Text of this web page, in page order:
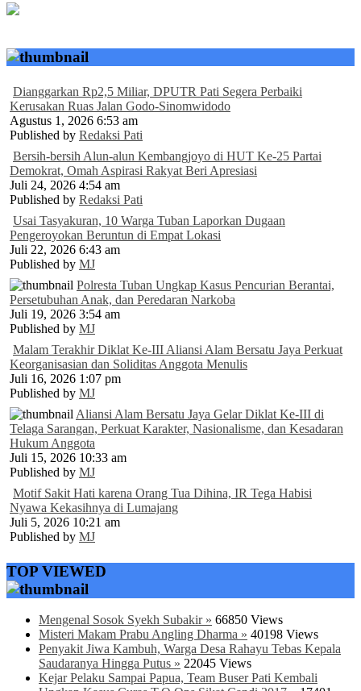
Dianggarkan Rp2,5 Miliar, DPUTR Pati Segera Perbaiki
Kerusakan Ruas Jalan Godo-Sinomwidodo
Agustus 1, 2026 6:53 am
Published by Redaksi Pati
Bersih-bersih Alun-alun Kembangjoyo di HUT Ke-25 Partai
Demokrat, Omah Aspirasi Rakyat Beri Apresiasi
Juli 24, 2026 4:54 am
Published by Redaksi Pati
Usai Tasyakuran, 10 Warga Tuban Laporkan Dugaan
Pengeroyokan Beruntun di Empat Lokasi
Juli 22, 2026 6:43 am
Published by MJ
Polresta Tuban Ungkap Kasus Pencurian Berantai,
Persetubuhan Anak, dan Peredaran Narkoba
Juli 19, 2026 3:54 am
Published by MJ
Malam Terakhir Diklat Ke-III Aliansi Alam Bersatu Jaya Perkuat
Keorganisasian dan Soliditas Anggota Menulis
Juli 16, 2026 1:07 pm
Published by MJ
Aliansi Alam Bersatu Jaya Gelar Diklat Ke-III di
Telaga Sarangan, Perkuat Karakter, Nasionalisme, dan Kesadaran
Hukum Anggota
Juli 15, 2026 10:33 am
Published by MJ
Motif Sakit Hati karena Orang Tua Dihina, IR Tega Habisi
Nyawa Kekasihnya di Lumajang
Juli 5, 2026 10:21 am
Published by MJ
TOP VIEWED
Mengenal Sosok Syekh Subakir » 66850 Views
Misteri Makam Prabu Angling Dharma » 40198 Views
Penyakit Jiwa Kambuh, Warga Desa Rahayu Tebas Kepala
Saudaranya Hingga Putus » 22045 Views
Kejar Pelaku Sampai Papua, Team Buser Pati Kembali